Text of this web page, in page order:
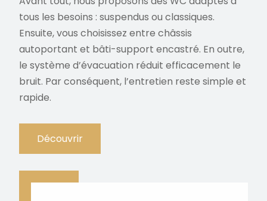
tous les besoins : suspendus ou classiques.
Ensuite, vous choisissez entre châssis
autoportant et bâti-support encastré. En outre,
le système d’évacuation réduit efficacement le
bruit. Par conséquent, l’entretien reste simple et
rapide.
Découvrir